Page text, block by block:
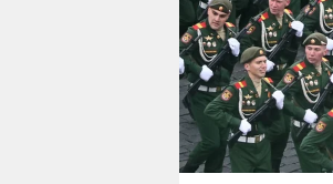
fragen & hilfe
unterstützen
abo
genossenschaft